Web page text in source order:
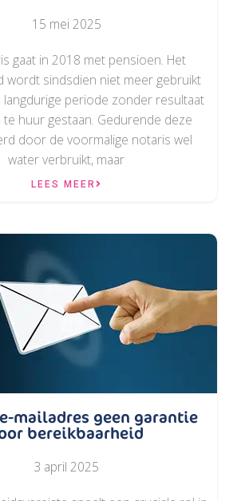
15 mei 2025
gaat in 2018 met pensioen. Het
wordt sindsdien niet meer gebruikt
periode zonder resultaat
huur gestaan. Gedurende deze
door de voormalige notaris wel
water verbruikt, maar
LEES MEER
mailadres geen garantie
bereikbaarheid
3 april 2025